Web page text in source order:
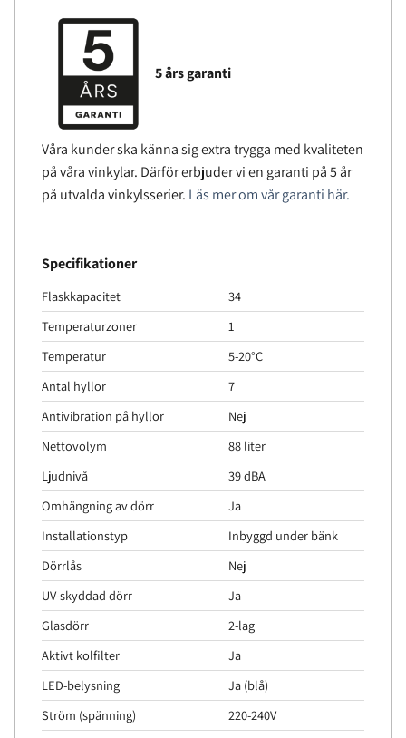
5 års garanti
Våra kunder ska känna sig extra trygga med kvaliteten
på våra vinkylar. Därför erbjuder vi en garanti på 5 år
på utvalda vinkylsserier. Läs mer om vår garanti här.
Specifikationer
Flaskkapacitet
34
Temperaturzoner
1
Temperatur
5-20°C
Antal hyllor
7
Antivibration på hyllor
Nej
Nettovolym
88 liter
Ljudnivå
39 dBA
Omhängning av dörr
Ja
Installationstyp
Inbyggd under bänk
Dörrlås
Nej
UV-skyddad dörr
Ja
Glasdörr
2-lag
Aktivt kolfilter
Ja
LED-belysning
Ja (blå)
Ström (spänning)
220-240V